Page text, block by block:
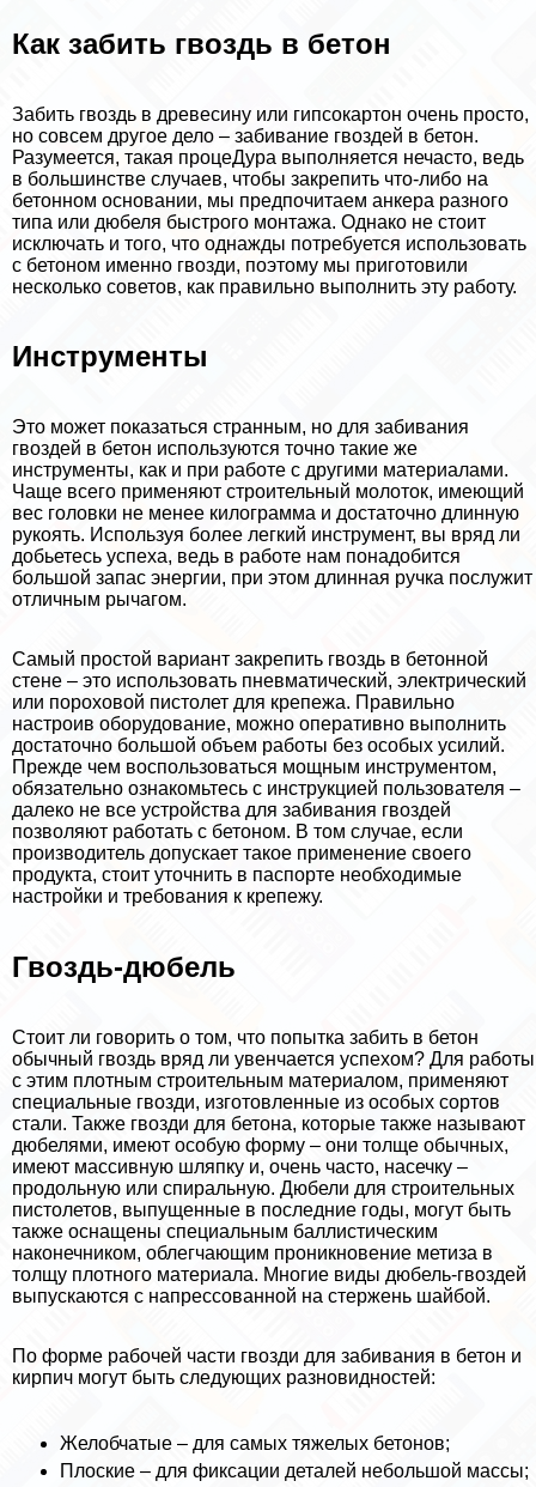
Как забить гвоздь в бетон
Забить гвоздь в древесину или гипсокартон очень просто,
но совсем другое дело – забивание гвоздей в бетон.
Разумеется, такая процеДypa выполняется нечасто, ведь
в большинстве случаев, чтобы закрепить что-либо на
бетонном основании, мы предпочитаем анкера разного
типа или дюбеля быстрого монтажа. Однако не стоит
исключать и того, что однажды потребуется использовать
с бетоном именно гвозди, поэтому мы приготовили
несколько советов, как правильно выполнить эту работу.
Инструменты
Это может показаться странным, но для забивания
гвоздей в бетон используются точно такие же
инструменты, как и при работе с другими материалами.
Чаще всего применяют строительный молоток, имеющий
вес головки не менее килограмма и достаточно длинную
рукоять. Используя более легкий инструмент, вы вряд ли
добьетесь успеха, ведь в работе нам понадобится
большой запас энергии, при этом длинная ручка послужит
отличным рычагом.
Самый простой вариант закрепить гвоздь в бетонной
стене – это использовать пневматический, электрический
или пороховой пистолет для крепежа. Правильно
настроив оборудование, можно оперативно выполнить
достаточно большой объем работы без особых усилий.
Прежде чем воспользоваться мощным инструментом,
обязательно ознакомьтесь с инструкцией пользователя –
далеко не все устройства для забивания гвоздей
позволяют работать с бетоном. В том случае, если
производитель допускает такое применение своего
продукта, стоит уточнить в паспорте необходимые
настройки и требования к крепежу.
Гвоздь-дюбель
Стоит ли говорить о том, что попытка забить в бетон
обычный гвоздь вряд ли увенчается успехом? Для работы
с этим плотным строительным материалом, применяют
специальные гвозди, изготовленные из особых сортов
стали. Также гвозди для бетона, которые также называют
дюбелями, имеют особую форму – они толще обычных,
имеют массивную шляпку и, очень часто, насечку –
продольную или спиральную. Дюбели для строительных
пистолетов, выпущенные в последние годы, могут быть
также оснащены специальным баллистическим
наконечником, облегчающим проникновение метиза в
толщу плотного материала. Многие виды дюбель-гвоздей
выпускаются с напрессованной на стержень шайбой.
По форме рабочей части гвозди для забивания в бетон и
кирпич могут быть следующих разновидностей:
Желобчатые – для самых тяжелых бетонов;
Плоские – для фиксации деталей небольшой массы;